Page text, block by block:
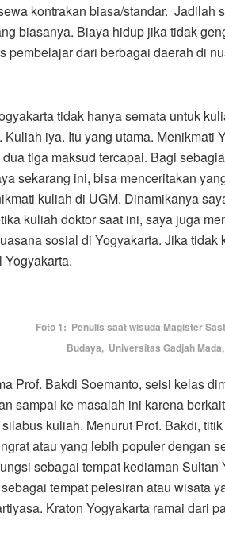
kontrakan biasa/standar. Jadilah
biasanya. Biaya hidup jika tidak
pembelajar dari berbagai daerah di
tidak hanya semata untuk
Kuliah iya. Itu yang utama. Menikmati
tiga maksud tercapai. Bagi
sekarang ini, bisa menceritakan
kuliah di UGM. Dinamikanya
kuliah doktor saat ini, saya juga
sosial di Yogyakarta. Jika
Foto 1: Penulis saat wisuda Magister
Budaya, Universitas Gadjah
Prof. Bakdi Soemanto, seisi kelas
sampai ke masalah ini karena
kuliah. Menurut Prof. Bakdi,
atau yang lebih populer dengan
sebagai tempat kediaman
tempat pelesiran atau wisata
Kraton Yogyakarta ramai dari